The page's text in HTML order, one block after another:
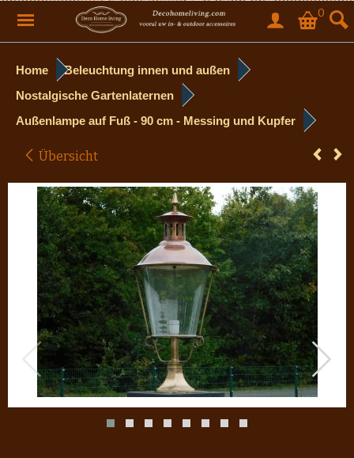
0
Home
Beleuchtung innen und außen
Nostalgische Gartenlaternen
Außenlampe auf Fuß - 90 cm - Messing und Kupfer
Übersicht